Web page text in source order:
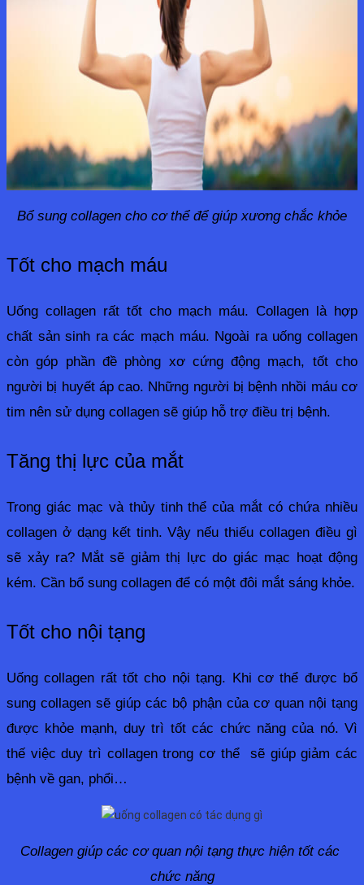
Bổ sung collagen cho cơ thể để giúp xương chắc khỏe
Tốt cho mạch máu
Uống collagen rất tốt cho mạch máu. Collagen là hợp
chất sản sinh ra các mạch máu. Ngoài ra uống collagen
còn góp phần đề phòng xơ cứng động mạch, tốt cho
người bị huyết áp cao. Những người bị bệnh nhồi máu cơ
tim nên sử dụng collagen sẽ giúp hỗ trợ điều trị bệnh.
Tăng thị lực của mắt
Trong giác mạc và thủy tinh thể của mắt có chứa nhiều
collagen ở dạng kết tinh. Vậy nếu thiếu collagen điều gì
sẽ xảy ra? Mắt sẽ giảm thị lực do giác mạc hoạt động
kém. Cần bổ sung collagen để có một đôi mắt sáng khỏe.
Tốt cho nội tạng
Uống collagen rất tốt cho nội tạng. Khi cơ thể được bổ
sung collagen sẽ giúp các bộ phận của cơ quan nội tạng
được khỏe mạnh, duy trì tốt các chức năng của nó. Vì
thế việc duy trì collagen trong cơ thể  sẽ giúp giảm các
bệnh về gan, phổi…
Collagen giúp các cơ quan nội tạng thực hiện tốt các
chức năng